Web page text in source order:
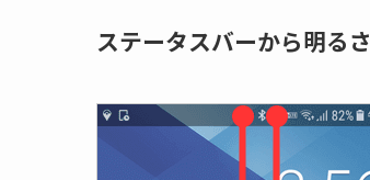
ステータスバーから明る